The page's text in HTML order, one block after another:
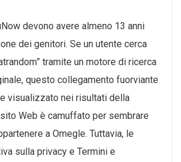
devono avere almeno 13 anni
dei genitori. Se un utente cerca
tramite un motore di ricerca
questo collegamento fuorviante
visualizzato nei risultati della
Web è camuffato per sembrare
a Omegle. Tuttavia, le
sulla privacy e Termini e